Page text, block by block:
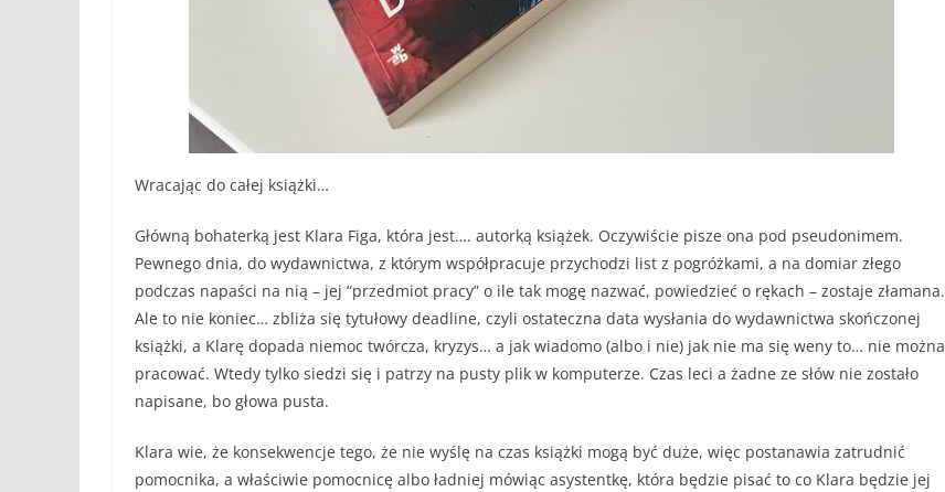
Wracając do całej książki…
Główną bohaterką jest Klara Figa, która jest…. autorką książek. Oczywiście pisze ona pod pseudonimem.
Pewnego dnia, do wydawnictwa, z którym współpracuje przychodzi list z pogróżkami, a na domiar złego
podczas napaści na nią – jej “przedmiot pracy” o ile tak mogę nazwać, powiedzieć o rękach – zostaje złamana.
Ale to nie koniec… zbliża się tytułowy deadline, czyli ostateczna data wysłania do wydawnictwa skończonej
książki, a Klarę dopada niemoc twórcza, kryzys… a jak wiadomo (albo i nie) jak nie ma się weny to… nie można
pracować. Wtedy tylko siedzi się i patrzy na pusty plik w komputerze. Czas leci a żadne ze słów nie zostało
napisane, bo głowa pusta.
Klara wie, że konsekwencje tego, że nie wyślę na czas książki mogą być duże, więc postanawia zatrudnić
pomocnika, a właściwie pomocnicę albo ładniej mówiąc asystentkę, która będzie pisać to co Klara będzie jej